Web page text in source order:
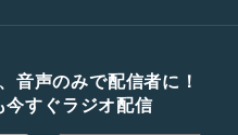
音声のみで配信者に！
今すぐラジオ配信